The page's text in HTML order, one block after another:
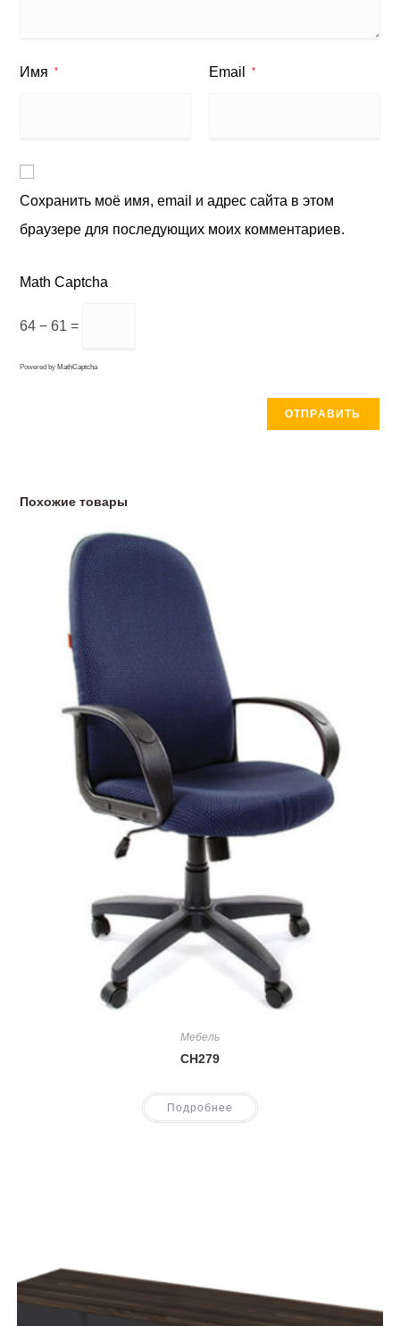
Имя * Email *
Сохранить моё имя, email и адрес сайта в этом
браузере для последующих моих комментариев.
Math Captcha
64 − 61 =
Powered by MathCaptcha
Похожие товары
Мебель
CH279
Подробнее